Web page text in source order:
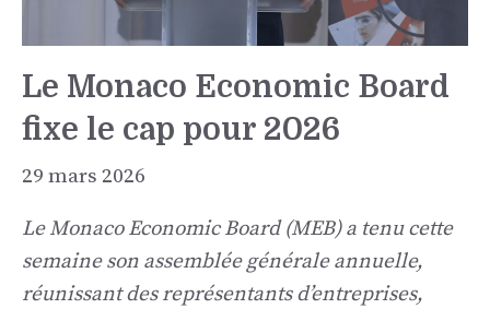
Le Monaco Economic Board
fixe le cap pour 2026
29 mars 2026
Le Monaco Economic Board (MEB) a tenu cette
semaine son assemblée générale annuelle,
réunissant des représentants d’entreprises,